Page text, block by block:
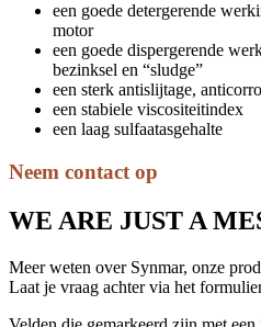
een goede detergerende
motor
een goede dispergerende
bezinksel en “sludge”
een sterk antislijtage,
een stabiele viscositeitindex
een laag sulfaatasgehalte
Neem contact op
WE ARE JUST A
Meer weten over Synmar, onze
Laat je vraag achter via het